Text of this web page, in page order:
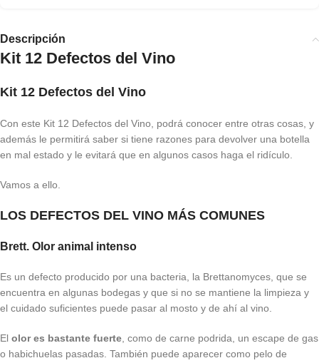
Descripción
Kit 12 Defectos del Vino
Kit 12 Defectos del Vino
Con este Kit 12 Defectos del Vino, podrá conocer entre otras cosas, y
además le permitirá saber si tiene razones para devolver una botella
en mal estado y le evitará que en algunos casos haga el ridículo.
Vamos a ello.
LOS DEFECTOS DEL VINO MÁS COMUNES
Brett. Olor animal intenso
Es un defecto producido por una bacteria, la Brettanomyces, que se
encuentra en algunas bodegas y que si no se mantiene la limpieza y
el cuidado suficientes puede pasar al mosto y de ahí al vino.
El olor es bastante fuerte , como de carne podrida, un escape de gas
o habichuelas pasadas. También puede aparecer como pelo de